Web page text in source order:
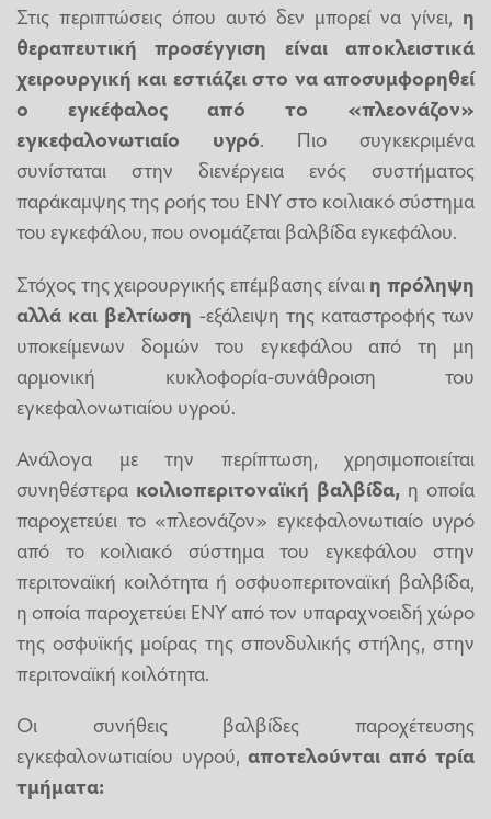
Στις περιπτώσεις όπου αυτό δεν μπορεί να γίνει, η
θεραπευτική προσέγγιση είναι αποκλειστικά
χειρουργική και εστιάζει στο να αποσυμφορηθεί
ο εγκέφαλος από το «πλεονάζον»
εγκεφαλονωτιαίο υγρό. Πιο συγκεκριμένα
συνίσταται στην διενέργεια ενός συστήματος
παράκαμψης της ροής του ΕΝΥ στο κοιλιακό σύστημα
του εγκεφάλου, που ονομάζεται βαλβίδα εγκεφάλου.
Στόχος της χειρουργικής επέμβασης είναι η πρόληψη
αλλά και βελτίωση -εξάλειψη της καταστροφής των
υποκείμενων δομών του εγκεφάλου από τη μη
αρμονική κυκλοφορία-συνάθροιση του
εγκεφαλονωτιαίου υγρού.
Ανάλογα με την περίπτωση, χρησιμοποιείται
συνηθέστερα κοιλιοπεριτοναϊκή βαλβίδα, η οποία
παροχετεύει το «πλεονάζον» εγκεφαλονωτιαίο υγρό
από το κοιλιακό σύστημα του εγκεφάλου στην
περιτοναϊκή κοιλότητα ή οσφυοπεριτοναϊκή βαλβίδα,
η οποία παροχετεύει ΕΝΥ από τον υπαραχνοειδή χώρο
της οσφυϊκής μοίρας της σπονδυλικής στήλης, στην
περιτοναϊκή κοιλότητα.
Οι συνήθεις βαλβίδες παροχέτευσης
εγκεφαλονωτιαίου υγρού, αποτελούνται από τρία
τμήματα: